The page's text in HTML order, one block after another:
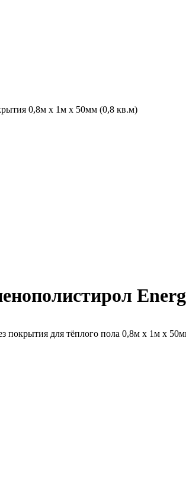
0,8м х 1м х 50мм (0,8 кв.м)
покрытия для тёплого пола 0,8м х 1м х